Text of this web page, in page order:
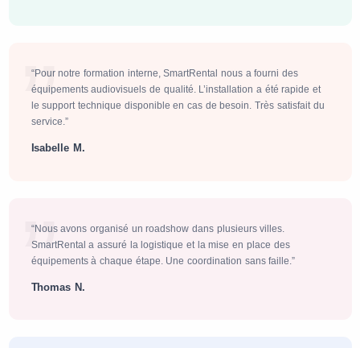
“Pour notre formation interne, SmartRental nous a fourni des
équipements audiovisuels de qualité. L’installation a été rapide et
le support technique disponible en cas de besoin. Très satisfait du
service.”
Isabelle M.
“Nous avons organisé un roadshow dans plusieurs villes.
SmartRental a assuré la logistique et la mise en place des
équipements à chaque étape. Une coordination sans faille.”
Thomas N.